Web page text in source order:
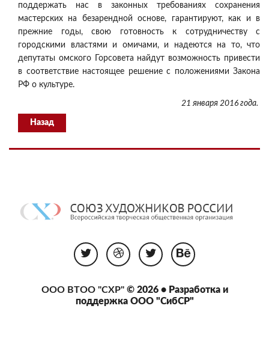
поддержать нас в законных требованиях сохранения
мастерских на безарендной основе, гарантируют, как и в
прежние годы, свою готовность к сотрудничеству с
городскими властями и омичами, и надеются на то, что
депутаты омского Горсовета найдут возможность привести
в соответствие настоящее решение с положениями Закона
РФ о культуре.
21 января 2016 года.
Назад
ООО ВТОО "СХР"© 2026 • Разработка и
поддержка ООО "СибСР"